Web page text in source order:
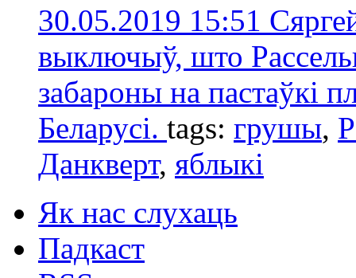
30.05.2019 15:51
выключыў, што
забароны на пастаўкі
Беларусі. tags: грушы,
Данкверт, яблыкi
Як нас слухаць
Падкаст